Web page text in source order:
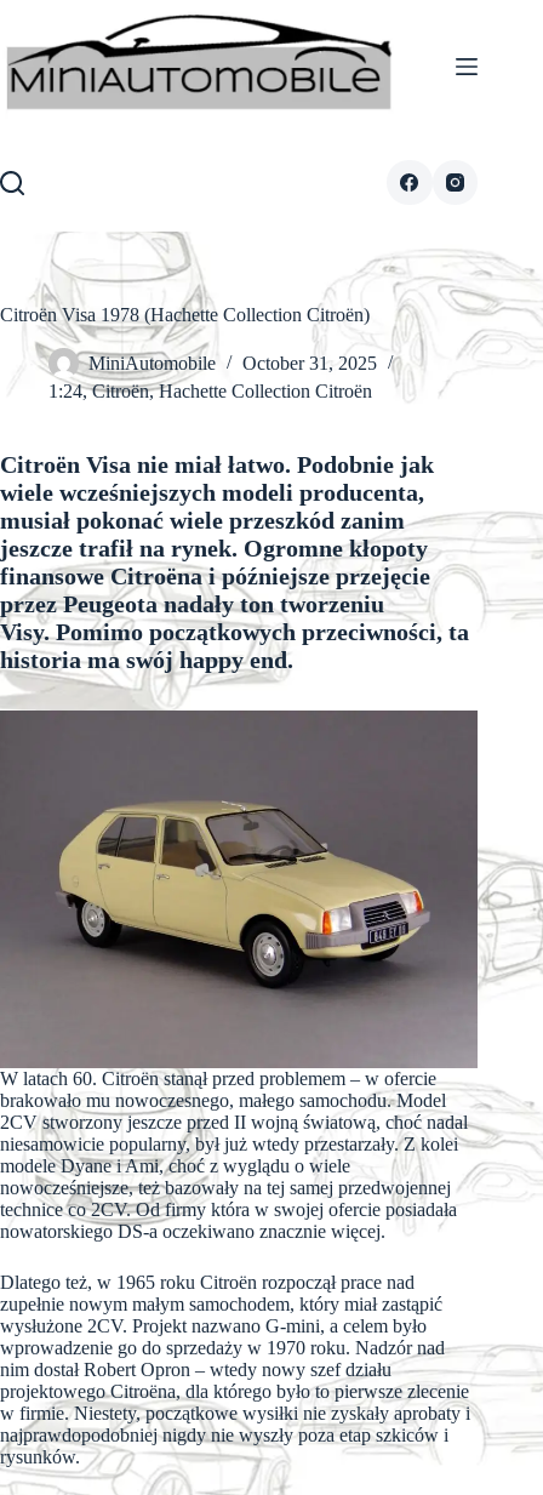
content
Citroën Visa 1978 (Hachette Collection Citroën)
MiniAutomobile
October 31, 2025
1:24,Citroën,Hachette Collection Citroën
Citroën Visa nie miał łatwo. Podobnie jak
wiele wcześniejszych modeli producenta,
musiał pokonać wiele przeszkód zanim
jeszcze trafił na rynek. Ogromne kłopoty
finansowe Citroëna i późniejsze przejęcie
przez Peugeota nadały ton tworzeniu
Visy. Pomimo początkowych przeciwności, ta
historia ma swój happy end.
W latach 60. Citroën stanął przed problemem – w ofercie
brakowało mu nowoczesnego, małego samochodu. Model
2CV stworzony jeszcze przed II wojną światową, choć nadal
niesamowicie popularny, był już wtedy przestarzały. Z kolei
modele Dyane i Ami, choć z wyglądu o wiele
nowocześniejsze, też bazowały na tej samej przedwojennej
technice co 2CV. Od firmy która w swojej ofercie posiadała
nowatorskiego DS-a oczekiwano znacznie więcej.
Dlatego też, w 1965 roku Citroën rozpoczął prace nad
zupełnie nowym małym samochodem, który miał zastąpić
wysłużone 2CV. Projekt nazwano G-mini, a celem było
wprowadzenie go do sprzedaży w 1970 roku. Nadzór nad
nim dostał Robert Opron – wtedy nowy szef działu
projektowego Citroëna, dla którego było to pierwsze zlecenie
w firmie. Niestety, początkowe wysiłki nie zyskały aprobaty i
najprawdopodobniej nigdy nie wyszły poza etap szkiców i
rysunków.